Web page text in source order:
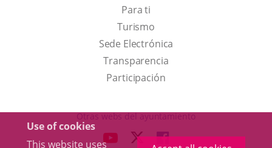
Use of cookies
This website uses
Para ti
TurismoThis
link
will
open
a
up
Sede Electrónica
Transparencia
Participación
Otras webs del ayuntamiento
LINK LINKLINK